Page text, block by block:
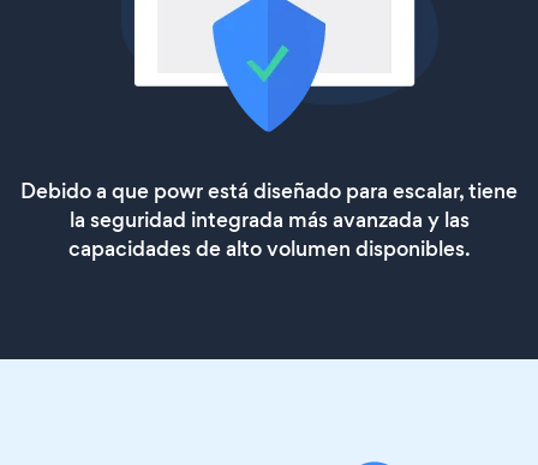
Debido a que powr está diseñado para escalar, tiene
la seguridad integrada más avanzada y las
capacidades de alto volumen disponibles.